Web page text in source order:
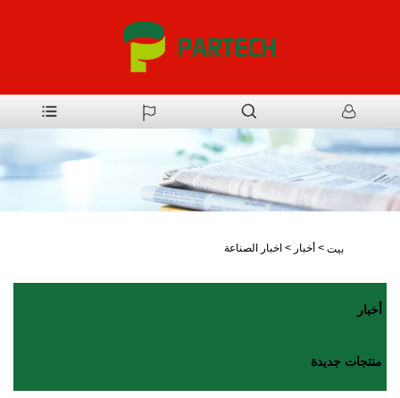
بيت > أخبار > اخبار الصناعة
أخبار
منتجات جديدة